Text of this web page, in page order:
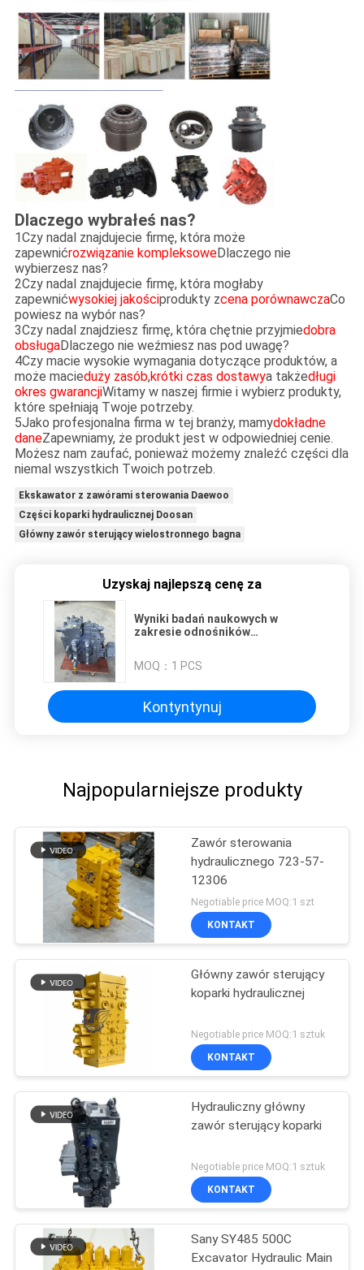
Dlaczego wybrałeś nas?
1Czy nadal znajdujecie firmę, która może
zapewnićrozwiązanie kompleksoweDlaczego nie
wybierzesz nas?
2Czy nadal znajdujecie firmę, która mogłaby
zapewnićwysokiej jakościprodukty zcena porównawczaCo
powiesz na wybór nas?
3Czy nadal znajdziesz firmę, która chętnie przyjmiedobra
obsługaDlaczego nie weźmiesz nas pod uwagę?
4Czy macie wysokie wymagania dotyczące produktów, a
może macieduży zasób,krótki czas dostawya takżedługi
okres gwarancjiWitamy w naszej firmie i wybierz produkty,
które spełniają Twoje potrzeby.
5Jako profesjonalna firma w tej branży, mamydokładne
daneZapewniamy, że produkt jest w odpowiedniej cenie.
Możesz nam zaufać, ponieważ możemy znaleźć części dla
niemal wszystkich Twoich potrzeb.
Ekskawator z zawórami sterowania Daewoo
Części koparki hydraulicznej Doosan
Główny zawór sterujący wielostronnego bagna
Uzyskaj najlepszą cenę za
Wyniki badań naukowych w
zakresie odnośników
MOQ： 1 PCS
Kontyntynuj
Najpopularniejsze produkty
Zawór sterowania
hydraulicznego 723-57-
12306
Negotiable price MOQ:1 szt
KONTAKT
Główny zawór sterujący
koparki hydraulicznej
Negotiable price MOQ:1 sztuk
KONTAKT
Hydrauliczny główny
zawór sterujący koparki
Negotiable price MOQ:1 sztuk
KONTAKT
Sany SY485 500C
Excavator Hydraulic Main